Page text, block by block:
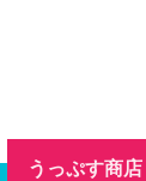
うっぷす商店